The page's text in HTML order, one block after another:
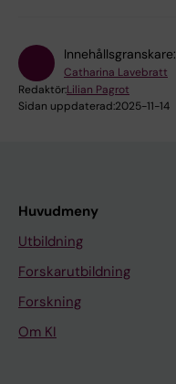
Innehållsgranskare:
Catharina Lavebratt
Redaktör:Lilian Pagrot
Sidan uppdaterad:2025-11-14
Huvudmeny
Utbildning
Forskarutbildning
Forskning
Om KI